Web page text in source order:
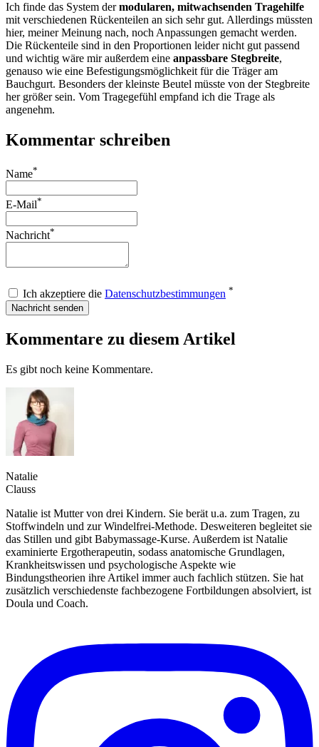
Ich finde das System dermodularen, mitwachsenden Tragehilfe
mit verschiedenen Rückenteilen an sich sehr gut. Allerdings müssten
hier, meiner Meinung nach, noch Anpassungen gemacht werden.
Die Rückenteile sind in den Proportionen leider nicht gut passend
und wichtig wäre mir außerdem eine anpassbare Stegbreite,
genauso wie eine Befestigungsmöglichkeit für die Träger am
Bauchgurt. Besonders der kleinste Beutel müsste von der Stegbreite
her größer sein. Vom Tragegefühl empfand ich die Trage als
angenehm.
Kommentar schreiben
Name*
E-Mail*
Nachricht*
Ich akzeptiere die Datenschutzbestimmungen *
Nachricht senden
Kommentare zu diesem Artikel
Es gibt noch keine Kommentare.
Natalie
Clauss
Natalie ist Mutter von drei Kindern. Sie berät u.a. zum Tragen, zu
Stoffwindeln und zur Windelfrei-Methode. Desweiteren begleitet sie
das Stillen und gibt Babymassage-Kurse. Außerdem ist Natalie
examinierte Ergotherapeutin, sodass anatomische Grundlagen,
Krankheitswissen und psychologische Aspekte wie
Bindungstheorien ihre Artikel immer auch fachlich stützen. Sie hat
zusätzlich verschiedenste fachbezogene Fortbildungen absolviert, ist
Doula und Coach.